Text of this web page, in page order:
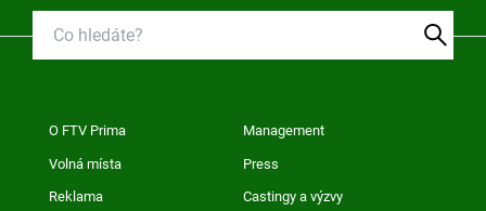
O FTV Prima Management
Volná místa Press
Reklama Castingy a výzvy